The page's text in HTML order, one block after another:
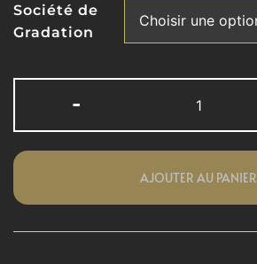
Société de
Gradation
-
AJOUTER AU PANIER